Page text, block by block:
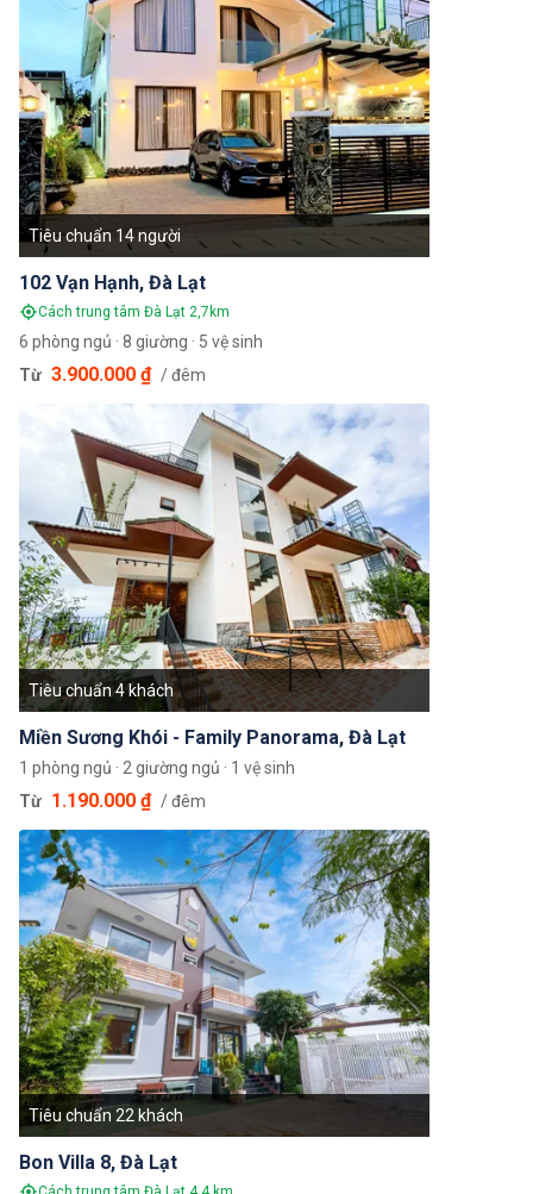
102 Vạn Hạnh, Đà Lạt
Cách trung tâm Đà Lạt 2,7km
Tiêu chuẩn 14 người
6 phòng ngủ · 8 giường · 5 vệ sinh
Từ 3.900.000 ₫ / đêm
Miền Sương Khói - Family Panorama, Đà Lạt
Tiêu chuẩn 4 khách
1 phòng ngủ · 2 giường ngủ · 1 vệ sinh
Từ 1.190.000 ₫ / đêm
Bon Villa 8, Đà Lạt
Tiêu chuẩn 22 khách